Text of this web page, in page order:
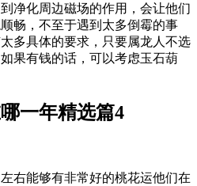
净化周边磁场的作用，会让他们
畅，不至于遇到太多倒霉的事
多具体的要求，只要属龙人不选
果有钱的话，可以考虑玉石葫
一年精选篇4
右能够有非常好的桃花运他们在